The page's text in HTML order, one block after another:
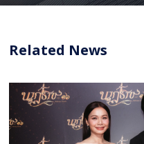
Related News